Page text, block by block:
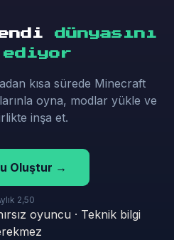
dünyasını
ediyor
kısa sürede Minecraft
oyna, modlar yükle ve
inşa et.
Oluştur →
2,50
oyuncu · Teknik bilgi